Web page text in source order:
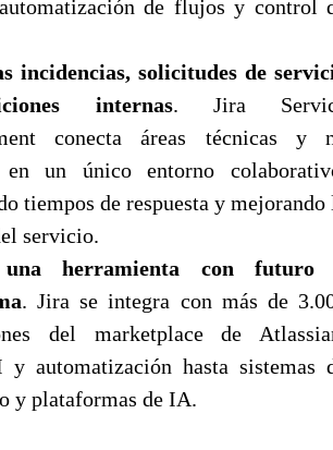
de flujos y control
incidencias, solicitudes de
internas. Jira
conecta áreas técnicas y
en un único entorno
tiempos de respuesta y mejorando
servicio.
una herramienta con futuro
. Jira se integra con más de
del marketplace de
y automatización hasta sistemas
y plataformas de IA.